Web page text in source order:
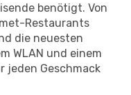
benötigt. Von
Restaurants
die neuesten
WLAN und einem
jeden Geschmack